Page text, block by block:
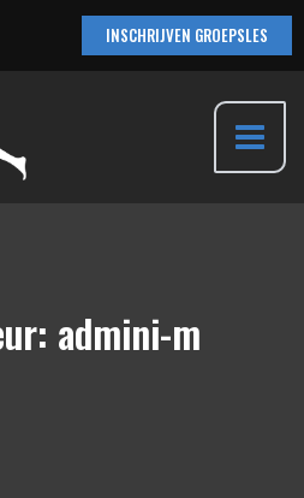
INSCHRIJVEN GROEPSLES
Main
admini-m